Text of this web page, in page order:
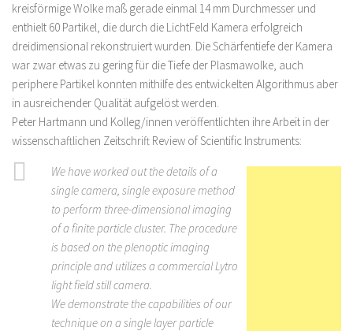
kreisförmige Wolke maß gerade einmal 14 mm Durchmesser und
enthielt 60 Partikel, die durch die LichtFeld Kamera erfolgreich
dreidimensional rekonstruiert wurden. Die Schärfentiefe der Kamera
war zwar etwas zu gering für die Tiefe der Plasmawolke, auch
periphere Partikel konnten mithilfe des entwickelten Algorithmus aber
in ausreichender Qualität aufgelöst werden.
Peter Hartmann und Kolleg/innen veröffentlichten ihre Arbeit in der
wissenschaftlichen Zeitschrift Review of Scientific Instruments:
We have worked out the details of a
single camera, single exposure method
to perform three-dimensional imaging
of a finite particle cluster. The procedure
is based on the plenoptic imaging
principle and utilizes a commercial Lytro
light field still camera.
We demonstrate the capabilities of our
technique on a single layer particle